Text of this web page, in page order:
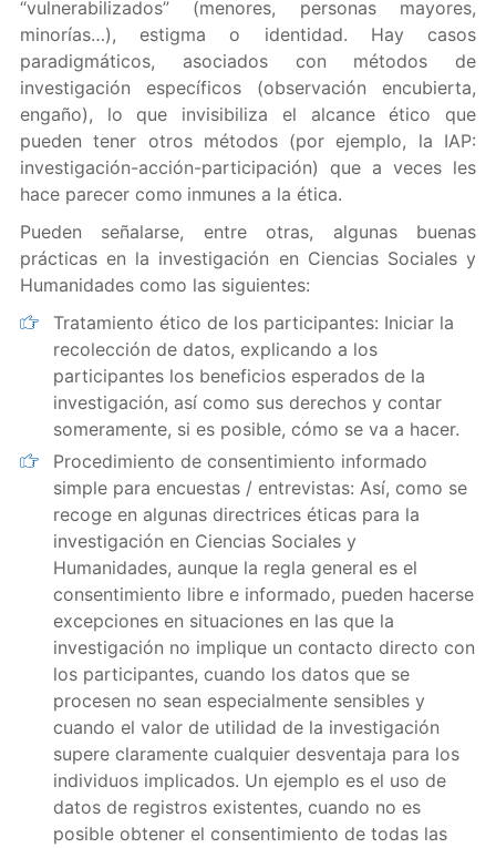
“vulnerabilizados” (menores, personas mayores,
minorías…), estigma o identidad. Hay casos
paradigmáticos, asociados con métodos de
investigación específicos (observación encubierta,
engaño), lo que invisibiliza el alcance ético que
pueden tener otros métodos (por ejemplo, la IAP:
investigación-acción-participación) que a veces les
hace parecer como inmunes a la ética.
Pueden señalarse, entre otras, algunas buenas
prácticas en la investigación en Ciencias Sociales y
Humanidades como las siguientes:
Tratamiento ético de los participantes: Iniciar la
recolección de datos, explicando a los
participantes los beneficios esperados de la
investigación, así como sus derechos y contar
someramente, si es posible, cómo se va a hacer.
Procedimiento de consentimiento informado
simple para encuestas / entrevistas: Así, como se
recoge en algunas directrices éticas para la
investigación en Ciencias Sociales y
Humanidades, aunque la regla general es el
consentimiento libre e informado, pueden hacerse
excepciones en situaciones en las que la
investigación no implique un contacto directo con
los participantes, cuando los datos que se
procesen no sean especialmente sensibles y
cuando el valor de utilidad de la investigación
supere claramente cualquier desventaja para los
individuos implicados. Un ejemplo es el uso de
datos de registros existentes, cuando no es
posible obtener el consentimiento de todas las